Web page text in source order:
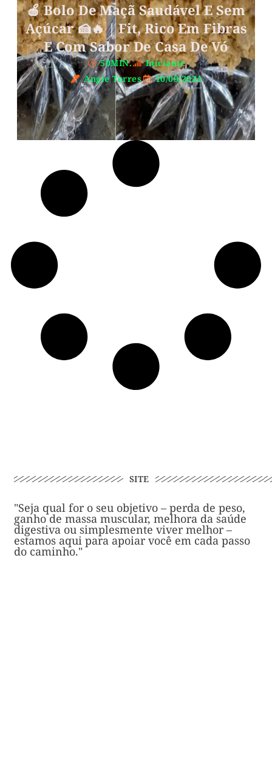
🍎 Bolo De Maçã Saudável E Sem
Açúcar 🍰🔥 | Fit, Rico Em Fibras
E Com Sabor De Casa De Vó
50MIN.
Iniciante
Angie Torres
10/09/2024
SITE
"Seja qual for o seu objetivo – perda de peso,
ganho de massa muscular, melhora da saúde
digestiva ou simplesmente viver melhor –
estamos aqui para apoiar você em cada passo
do caminho."